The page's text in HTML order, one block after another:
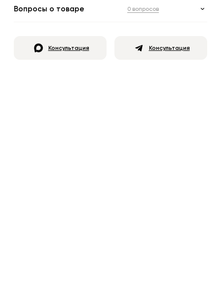
Вопросы о товаре 0 вопросов
Консультация Консультация